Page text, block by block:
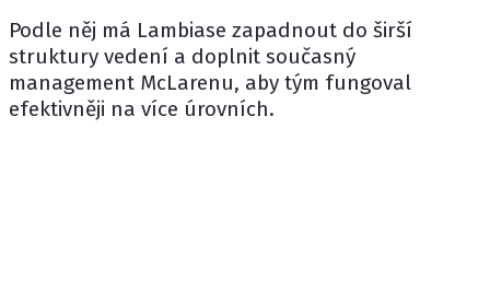
Podle něj má Lambiase zapadnout do širší
struktury vedení a doplnit současný
management McLarenu, aby tým fungoval
efektivněji na více úrovních.